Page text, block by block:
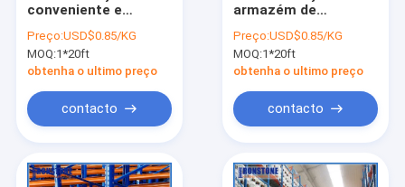
conveniente e
densidade do FIFO do
armazém no sistema
do racking da pálete
Preço:USD$0.85/KG
MOQ:1*20ft
obtenha o ultimo preço
contacto
armazém de
no sistema do
racking da pálete
Preço:USD$0.85/KG
MOQ:1*20ft
obtenha o ultimo preço
contacto